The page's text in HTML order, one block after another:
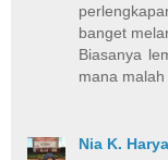
banget
Biasanya
mana
Nia K.